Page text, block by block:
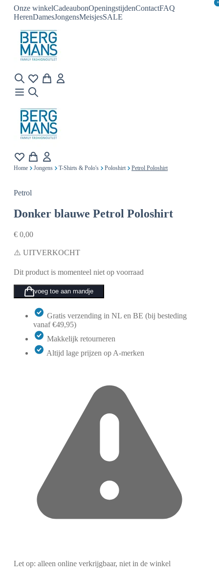
Onze winkelCadeaubonOpeningstijdenContactFAQ
HerenDamesJongensMeisjesSALE
×
×
Home Jongens T-Shirts & Polo's Poloshirt Petrol Poloshirt
Petrol
Donker blauwe Petrol Poloshirt
€ 0,00
⚠️ UITVERKOCHT
Dit product is momenteel niet op voorraad
voeg toe aan mandje
Gratis verzending in NL en BE (bij besteding
vanaf €49,95)
Makkelijk retourneren
Altijd lage prijzen op A-merken
Let op: alleen online verkrijgbaar, niet in de winkel